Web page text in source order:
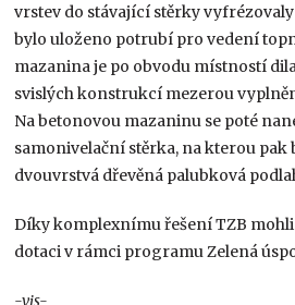
vrstev do stávající stěrky
bylo uloženo potrubí pro vedení
mazanina je po obvodu místností
svislých konstrukcí mezerou
Na betonovou mazaninu se poté
samonivelační stěrka, na kterou pak
dvouvrstvá dřevěná palubková
Díky komplexnímu řešení TZB
dotaci v rámci programu Zelená
-vis-